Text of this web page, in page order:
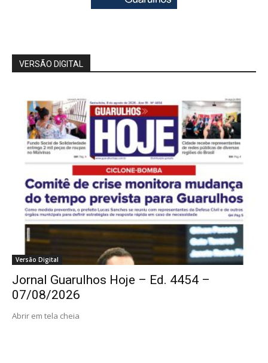
VERSÃO DIGITAL
Versão Digital
Jornal Guarulhos Hoje – Ed. 4454 –
07/08/2026
Abrir em tela cheia